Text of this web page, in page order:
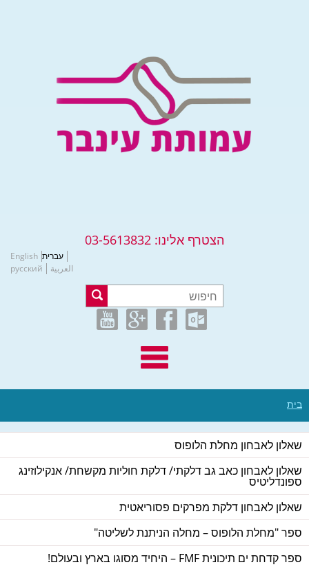
הצטרף אלינו: 03-5613832
עברית English
русский
العربية
בית
שאלון לאבחון מחלת הלופוס
שאלון לאבחון כאב גב דלקתי/ דלקת חוליות מקשחת/ אנקילוזינג
ספונדליטיס
שאלון לאבחון דלקת מפרקים פסוריאטית
ספר "מחלת הלופוס – מחלה הניתנת לשליטה"
ספר קדחת ים תיכונית FMF – היחיד מסוגו בארץ ובעולם!